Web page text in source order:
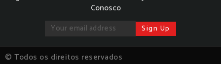
Conosco
© Todos os direitos reservados